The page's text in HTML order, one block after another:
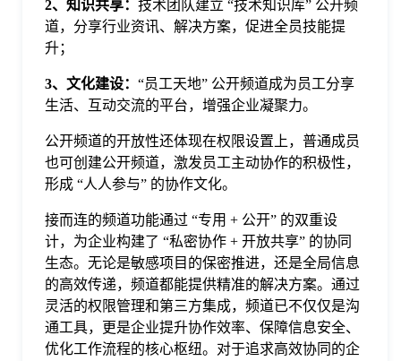
2、知识共享： 技术团队建立 “技术知识库” 公开频
道，分享行业资讯、解决方案，促进全员技能提
升；
3、文化建设： “员工天地” 公开频道成为员工分享
生活、互动交流的平台，增强企业凝聚力。
公开频道的开放性还体现在权限设置上，普通成员
也可创建公开频道，激发员工主动协作的积极性，
形成 “人人参与” 的协作文化。
接而连的频道功能通过 “专用 + 公开” 的双重设
计，为企业构建了 “私密协作 + 开放共享” 的协同
生态。无论是敏感项目的保密推进，还是全局信息
的高效传递，频道都能提供精准的解决方案。通过
灵活的权限管理和第三方集成，频道已不仅仅是沟
通工具，更是企业提升协作效率、保障信息安全、
优化工作流程的核心枢纽。对于追求高效协同的企